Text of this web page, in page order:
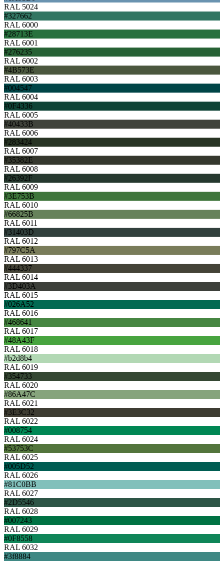
RAL 5024
#327662
RAL 6000
#28713E
RAL 6001
#276235
RAL 6002
#4B573E
RAL 6003
#004547
RAL 6004
#0F4336
RAL 6005
#40433B
RAL 6006
#283424
RAL 6007
#35382E
RAL 6008
#26392F
RAL 6009
#3E753B
RAL 6010
#66825B
RAL 6011
#31403D
RAL 6012
#797C5A
RAL 6013
#444337
RAL 6014
#3D403A
RAL 6015
#026A52
RAL 6016
#468641
RAL 6017
#48A43F
RAL 6018
#b2d8b4
RAL 6019
#354733
RAL 6020
#86A47C
RAL 6021
#3E3C32
RAL 6022
#008754
RAL 6024
#53753C
RAL 6025
#005D52
RAL 6026
#81C0BB
RAL 6027
#2D5546
RAL 6028
#007243
RAL 6029
#0F8558
RAL 6032
#3f8884